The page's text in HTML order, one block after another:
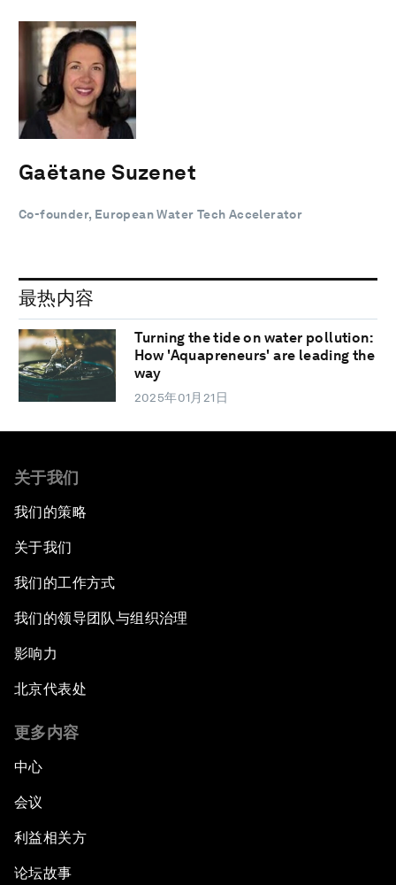
Gaëtane Suzenet
Co-founder, European Water Tech Accelerator
最热内容
Turning the tide on water pollution:
How 'Aquapreneurs' are leading the
way
2025年01月21日
关于我们
我们的策略
关于我们
我们的工作方式
我们的领导团队与组织治理
影响力
北京代表处
更多内容
中心
会议
利益相关方
论坛故事